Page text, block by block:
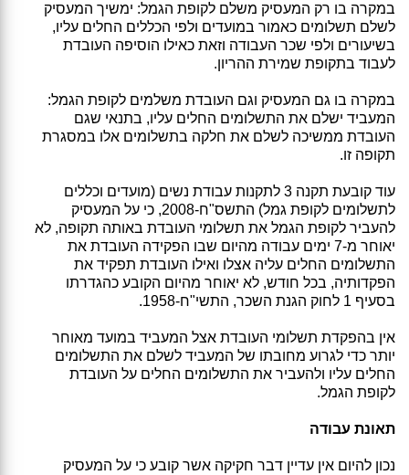
במקרה בו רק המעסיק משלם לקופת הגמל: ימשיך המעסיק
לשלם תשלומים כאמור במועדים ולפי הכללים החלים עליו,
בשיעורים ולפי שכר העבודה וזאת כאילו הוסיפה העובדת
לעבוד בתקופת שמירת ההריון.
במקרה בו גם המעסיק וגם העובדת משלמים לקופת הגמל:
המעביד ישלם את התשלומים החלים עליו, בתנאי שגם
העובדת ממשיכה לשלם את חלקה בתשלומים אלו במסגרת
תקופה זו.
עוד קובעת תקנה 3 לתקנות עבודת נשים (מועדים וכללים
לתשלומים לקופת גמל) התשס"ח-2008, כי על המעסיק
להעביר לקופת הגמל את תשלומי העובדת באותה תקופה, לא
יאוחר מ-7 ימים עבודה מהיום שבו הפקידה העובדת את
התשלומים החלים עליה אצלו ואילו העובדת תפקיד את
הפקדותיה, בכל חודש, לא יאוחר מהיום הקובע כהגדרתו
בסעיף 1 לחוק הגנת השכר, התשי"ח-1958.
אין בהפקדת תשלומי העובדת אצל המעביד במועד מאוחר
יותר כדי לגרוע מחובתו של המעביד לשלם את התשלומים
החלים עליו ולהעביר את התשלומים החלים על העובדת
לקופת הגמל.
תאונת עבודה
נכון להיום אין עדיין דבר חקיקה אשר קובע כי על המעסיק